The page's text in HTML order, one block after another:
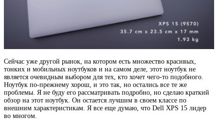
Сейчас уже другой рынок, на котором есть множество красивых,
тонких и мобильных ноутбуков и на самом деле, этот ноутбук не
является очевидным выбором для тех, кто хочет чего-то подобного.
Ноутбук по-прежнему хорош, и это так, но остались все те же
проблемы. Я не буду его рассматривать подробно, но сделаю краткий
обзор на этот ноутбук. Он остается лучшим в своем классе по
внешним характеристикам. Я все еще думаю, что Dell XPS 15 лидер
во многом.